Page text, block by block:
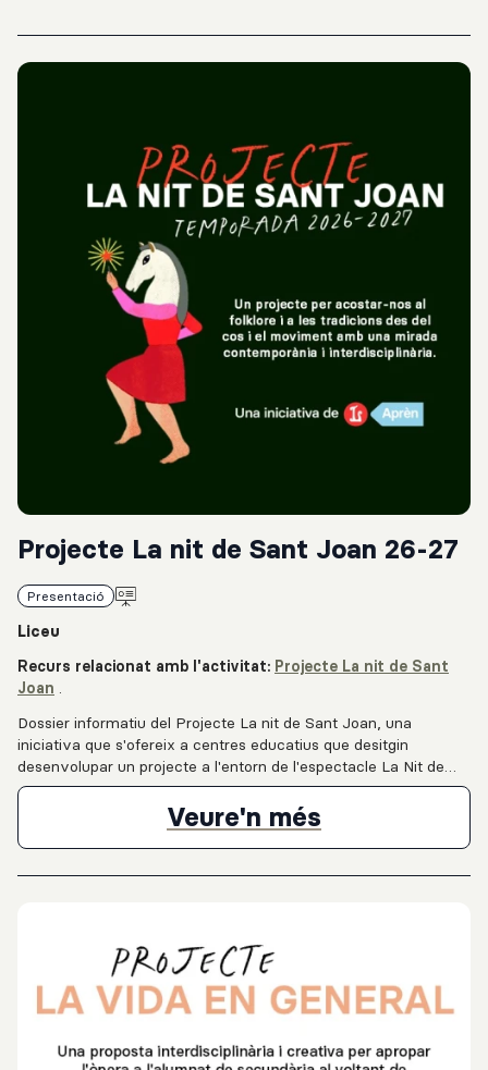
Projecte La nit de Sant Joan 26-27
Presentació
Liceu
Recurs relacionat amb l'activitat: Projecte La nit de Sant
Joan .
Dossier informatiu del Projecte La nit de Sant Joan, una
iniciativa que s'ofereix a centres educatius que desitgin
desenvolupar un projecte a l'entorn de l'espectacle La Nit de
Sant Joan, el qual posa en valor el folklore i les tradicions des
del cos i el moviment amb una mirada contemporània i
interdisciplinària. En el document trobareu els continguts
detallats de la proposta, els compromisos que heu de prendre
com a centre educatiu per participar-hi, així com el cronograma
Veure'n més